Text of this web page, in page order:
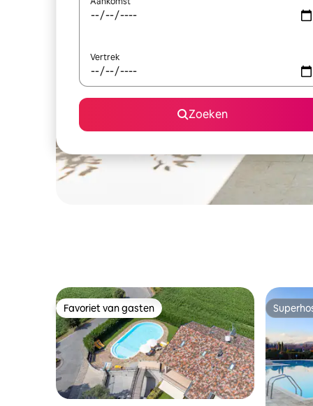
Vertrek
Zoeken
Favoriet van gasten
Favoriet van gasten